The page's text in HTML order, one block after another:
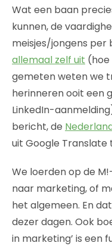
Wat een baan
kunnen, de
meisjes/jongens per
allemaal zelf uit
gemeten weten we
herinneren ooit een
LinkedIn-
bericht, de
uit Google Translate
We loerden op de
naar marketing, of
het algemeen. En
dezer dagen. Ook
in marketing’ is een